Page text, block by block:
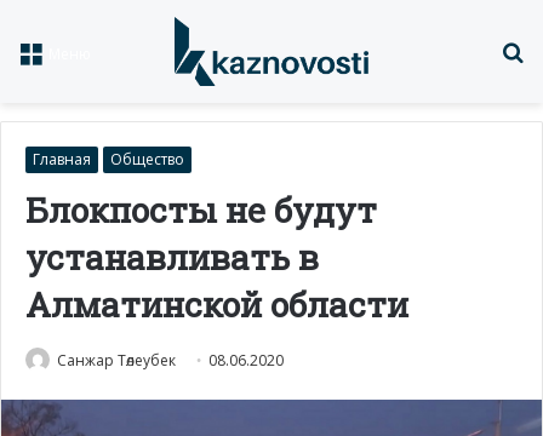
Главная Общество
Блокпосты не будут
устанавливать в
Алматинской области
Санжар Төлеубек 08.06.2020